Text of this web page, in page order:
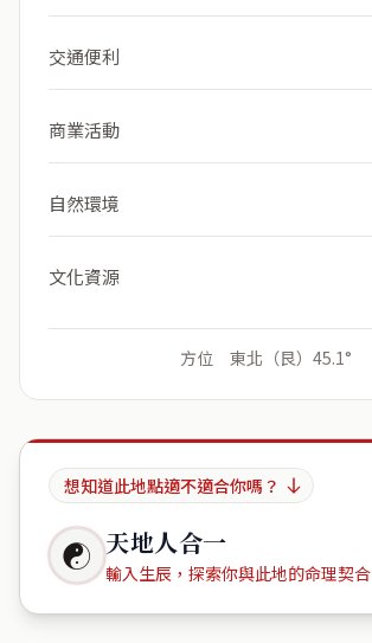
交通便利
商業活動
自然環境
文化資源
方位 東北（艮）45.1°
想知道此地點適不適合你嗎？
☯ 天地人合一
輸入生辰，探索你與此地的命理契合